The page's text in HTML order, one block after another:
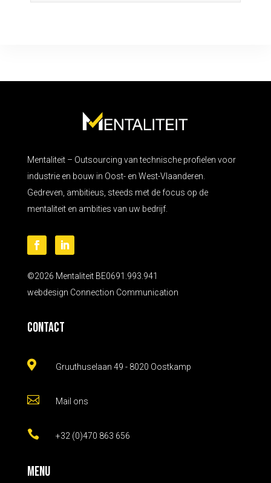
Mentaliteit – Outsourcing van technische profielen voor
industrie en bouw in Oost- en West-Vlaanderen.
Gedreven, ambitieus, steeds met de focus op de
mentaliteit en ambities van uw bedrijf.
©2026 Mentaliteit BE0691.993.941
webdesign Connection Communication
Contact
 Gruuthuselaan 49 - 8020 Oostkamp
 Mail ons
 +32 (0)470 863 656
Menu